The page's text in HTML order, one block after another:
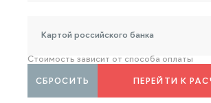
Картой российского банка
Стоимость зависит от способа оплаты
ПЕРЕЙТИ К
СБРОСИТЬ